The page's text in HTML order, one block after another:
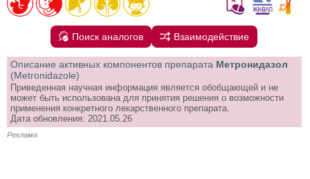
Поиск аналогов Взаимодействие
Описание активных компонентов препарата Метронидазол
(Metronidazole)
Приведенная научная информация является обобщающей и не
может быть использована для принятия решения о возможности
применения конкретного лекарственного препарата.
Дата обновления: 2021.05.26
Реклама